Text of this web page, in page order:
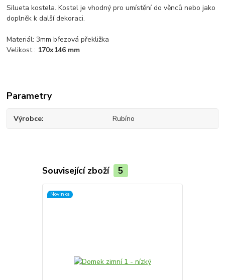
Silueta kostela. Kostel je vhodný pro umístění do věnců nebo jako
doplněk k další dekoraci.
Materiál: 3mm březová překližka
Velikost : 170x146 mm
Parametry
Výrobce Rubíno
Související zboží 5
Novinka